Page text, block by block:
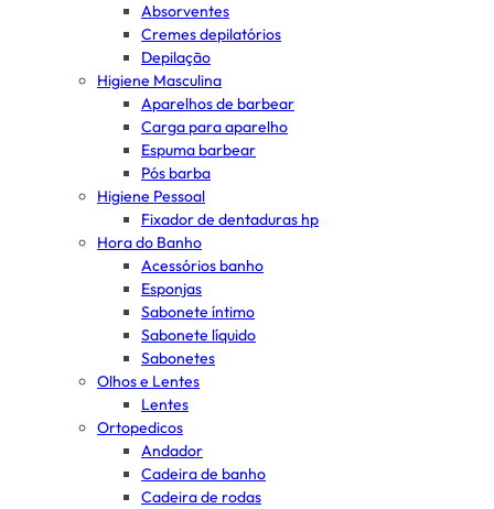
Absorventes
Cremes depilatórios
Depilação
Higiene Masculina
Aparelhos de barbear
Carga para aparelho
Espuma barbear
Pós barba
Higiene Pessoal
Fixador de dentaduras hp
Hora do Banho
Acessórios banho
Esponjas
Sabonete íntimo
Sabonete líquido
Sabonetes
Olhos e Lentes
Lentes
Ortopedicos
Andador
Cadeira de banho
Cadeira de rodas